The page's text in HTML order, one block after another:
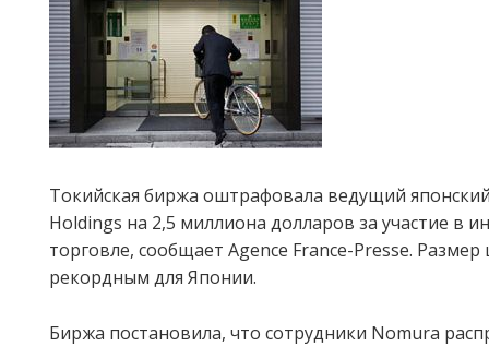
Токийская биржа оштрафовала ведущий
Holdings на 2,5 миллиона долларов за участие в
торговле, сообщает Agence France-Presse. Размер
рекордным для Японии.
Биржа постановила, что сотрудники Nomura